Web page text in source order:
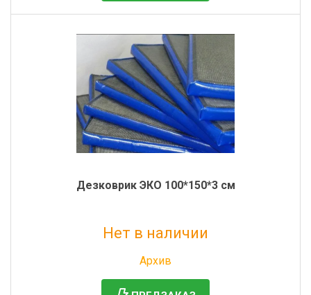
Дезковрик ЭКО 100*150*3 см
Нет в наличии
Архив